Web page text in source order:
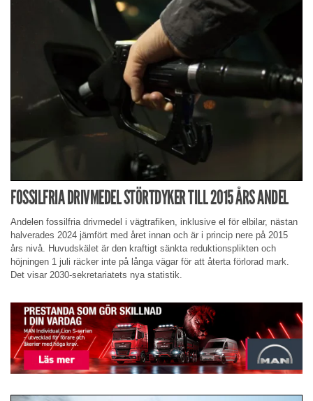
FOSSILFRIA DRIVMEDEL STÖRTDYKER TILL 2015 ÅRS ANDEL
Andelen fossilfria drivmedel i vägtrafiken, inklusive el för elbilar, nästan
halverades 2024 jämfört med året innan och är i princip nere på 2015
års nivå. Huvudskälet är den kraftigt sänkta reduktionsplikten och
höjningen 1 juli räcker inte på långa vägar för att återta förlorad mark.
Det visar 2030-sekretariatets nya statistik.